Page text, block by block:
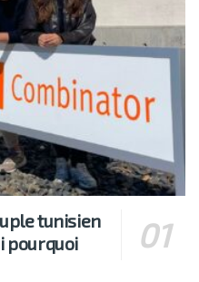
tunisien
pourquoi